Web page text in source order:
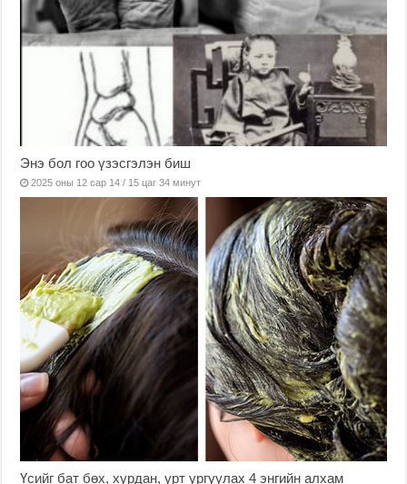
Энэ бол гоо үзэсгэлэн биш
2025 оны 12 сар 14 / 15 цаг 34 минут
Үсийг бат бөх, хурдан, урт ургуулах 4 энгийн алхам